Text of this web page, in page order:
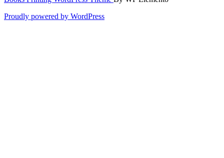
Proudly powered by WordPress